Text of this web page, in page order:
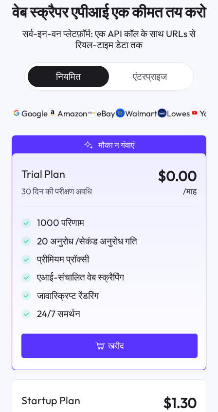
वेब स्क्रैपर एपीआई एक कीमत तय करो
सर्व-इन-वन प्लेटफ़ॉर्म:एक API कॉल के साथ URLs से
रियल-टाइम डेटा तक
नियमित एंटरप्राइज
Google Amazon eBay Walmart Lowes
मौका न गंवाएं
Trial Plan
30 दिन की परीक्षण अवधि
$0.00
/माह
1000 परिणाम
20 अनुरोध /सेकंड अनुरोध गति
प्रीमियम प्रॉक्सी
एआई-संचालित वेब स्क्रैपिंग
जावास्क्रिप्ट रेंडरिंग
24/7 समर्थन
खरीद
Startup Plan $1.30